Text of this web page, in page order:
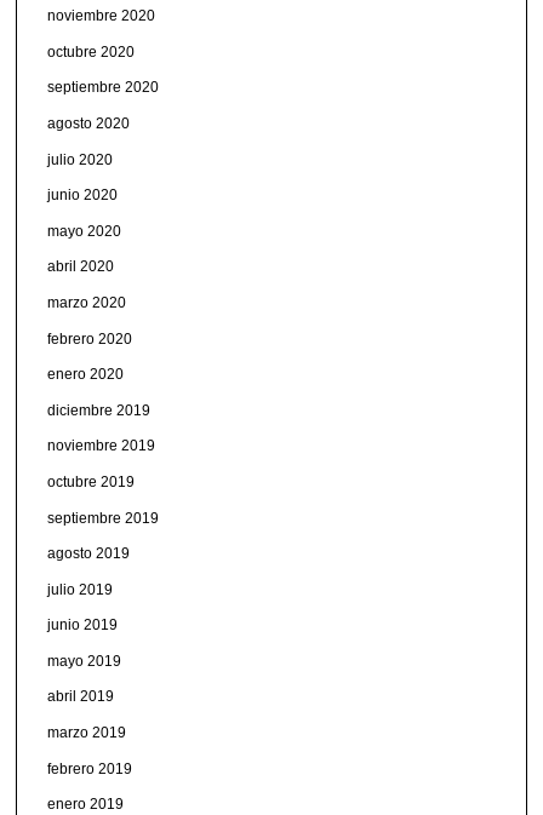
noviembre 2020
octubre 2020
septiembre 2020
agosto 2020
julio 2020
junio 2020
mayo 2020
abril 2020
marzo 2020
febrero 2020
enero 2020
diciembre 2019
noviembre 2019
octubre 2019
septiembre 2019
agosto 2019
julio 2019
junio 2019
mayo 2019
abril 2019
marzo 2019
febrero 2019
enero 2019